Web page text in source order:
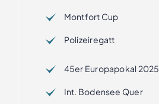
Montfort Cup
Polizeiregatt
45er Europapokal 2025
Int. Bodensee Quer